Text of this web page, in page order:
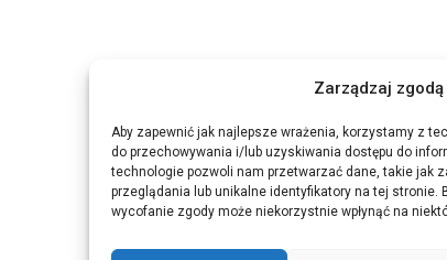
Zarządzaj zgodą
Aby zapewnić jak najlepsze wrażenia, korzystamy z
do przechowywania i/lub uzyskiwania dostępu do
technologie pozwoli nam przetwarzać dane, takie jak
przeglądania lub unikalne identyfikatory na tej stronie.
wycofanie zgody może niekorzystnie wpłynąć na